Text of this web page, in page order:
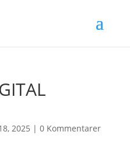
2025 | 0 Kommentarer